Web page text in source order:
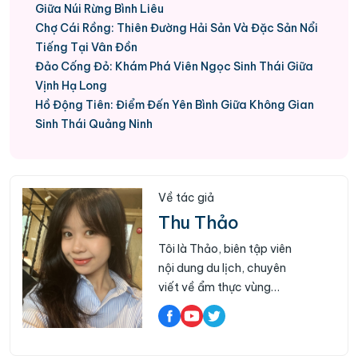
Giữa Núi Rừng Bình Liêu
Chợ Cái Rồng: Thiên Đường Hải Sản Và Đặc Sản Nổi
Tiếng Tại Vân Đồn
Đảo Cống Đỏ: Khám Phá Viên Ngọc Sinh Thái Giữa
Vịnh Hạ Long
Hồ Động Tiên: Điểm Đến Yên Bình Giữa Không Gian
Sinh Thái Quảng Ninh
Về tác giả
Thu Thảo
Tôi là Thảo, biên tập viên
nội dung du lịch, chuyên
viết về ẩm thực vùng
miền, lịch trình khám phá,
di tích lịch sử và các địa